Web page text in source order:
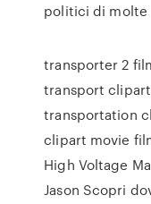
politici di molte
transporter 2
transport
transportation
clipart movie
High Voltage
Jason Scopri